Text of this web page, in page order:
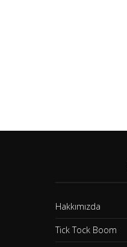
Hakkımızda
Tick Tock Boom